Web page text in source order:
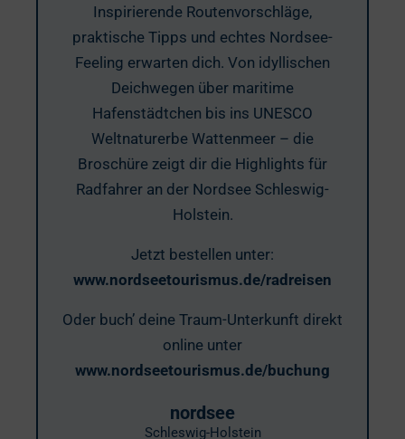
Inspirierende Routenvorschläge,
praktische Tipps und echtes Nordsee-
Feeling erwarten dich. Von idyllischen
Deichwegen über maritime
Hafenstädtchen bis ins UNESCO
Weltnaturerbe Wattenmeer – die
Broschüre zeigt dir die Highlights für
Radfahrer an der Nordsee Schleswig-
Holstein.
Jetzt bestellen unter:
www.nordseetourismus.de/radreisen
Oder buch’ deine Traum-Unterkunft direkt
online unter
www.nordseetourismus.de/buchung
nordsee
Schleswig-Holstein